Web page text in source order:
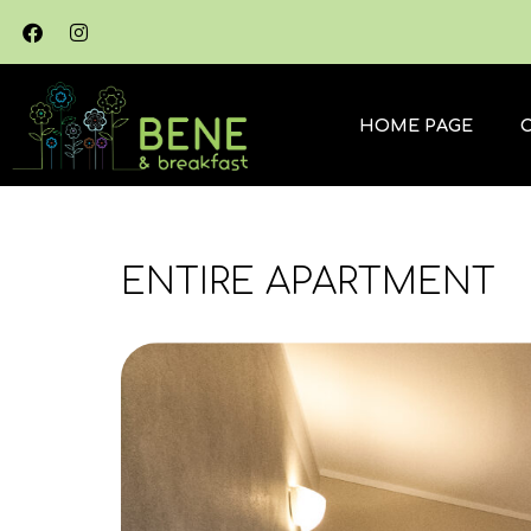
HOME PAGE
ENTIRE APARTMENT